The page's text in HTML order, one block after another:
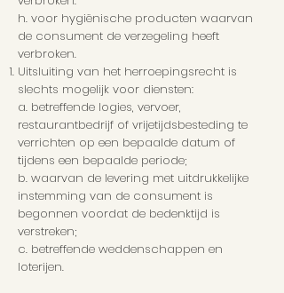
h. voor hygiënische producten waarvan
de consument de verzegeling heeft
verbroken.
Uitsluiting van het herroepingsrecht is
slechts mogelijk voor diensten:
a. betreffende logies, vervoer,
restaurantbedrijf of vrijetijdsbesteding te
verrichten op een bepaalde datum of
tijdens een bepaalde periode;
b. waarvan de levering met uitdrukkelijke
instemming van de consument is
begonnen voordat de bedenktijd is
verstreken;
c. betreffende weddenschappen en
loterijen.